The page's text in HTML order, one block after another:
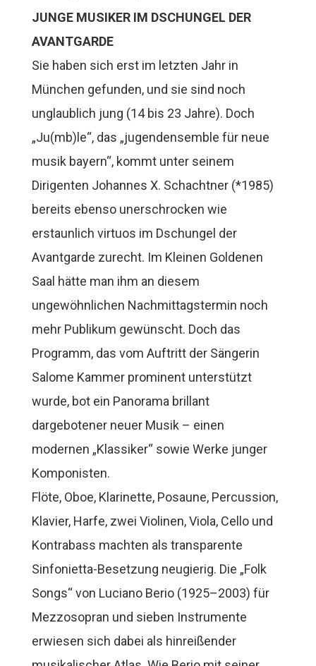
JUNGE MUSIKER IM DSCHUNGEL DER
AVANTGARDE
Sie haben sich erst im letzten Jahr in
München gefunden, und sie sind noch
unglaublich jung (14 bis 23 Jahre). Doch
„Ju(mb)le“, das „jugendensemble für neue
musik bayern“, kommt unter seinem
Dirigenten Johannes X. Schachtner (*1985)
bereits ebenso unerschrocken wie
erstaunlich virtuos im Dschungel der
Avantgarde zurecht. Im Kleinen Goldenen
Saal hätte man ihm an diesem
ungewöhnlichen Nachmittagstermin noch
mehr Publikum gewünscht. Doch das
Programm, das vom Auftritt der Sängerin
Salome Kammer prominent unterstützt
wurde, bot ein Panorama brillant
dargebotener neuer Musik – einen
modernen „Klassiker“ sowie Werke junger
Komponisten.
Flöte, Oboe, Klarinette, Posaune, Percussion,
Klavier, Harfe, zwei Violinen, Viola, Cello und
Kontrabass machten als transparente
Sinfonietta-Besetzung neugierig. Die „Folk
Songs“ von Luciano Berio (1925–2003) für
Mezzosopran und sieben Instrumente
erwiesen sich dabei als hinreißender